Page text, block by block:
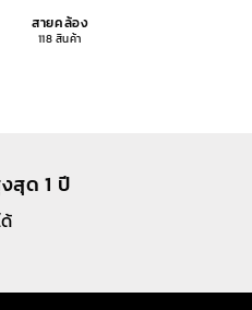
สายคล้อง
118 สินค้า
สุด 1 ปี